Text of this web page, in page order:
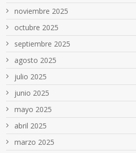
noviembre 2025
octubre 2025
septiembre 2025
agosto 2025
julio 2025
junio 2025
mayo 2025
abril 2025
marzo 2025